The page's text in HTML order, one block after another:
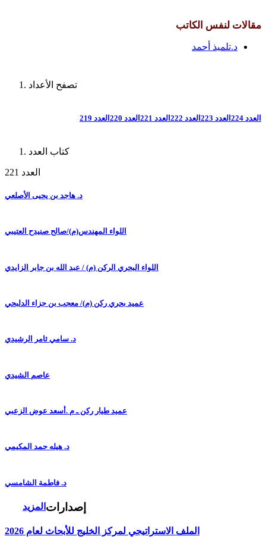
مقالات لنفس الكاتب
د.تلميذ أحمد
تصفح الأعداد
العدد 224 العدد 223 العدد 222 العدد 221 العدد 220 العدد 219
كتاب العدد
العدد 221
د. هاجد بن يحيى الأصلعي
اللواء المهندس(م)/صالح صنيدح العتيبي
اللواء البحري الركن (م) / عبد الله بن جابر الزايدي
عميد بحري ركن (م)/ معجب بن جزاء الدلبحي
د. سامي ثامر الرشيدي
عاصم الشيدي
عميد طيار ركن ـ م .أسعد عوض الزعبي
د. هيله حمد المكيمي
د. فاطمة الشامسي
المزيد إصدارات
الملف الاستراتيجي لمركز الخليج للأبحاث لعام 2026